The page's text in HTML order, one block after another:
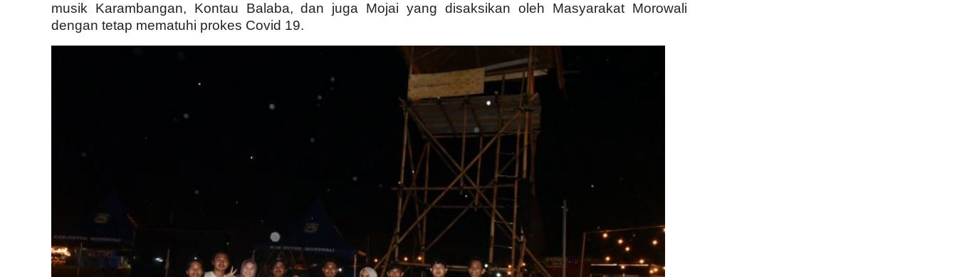
musik Karambangan, Kontau Balaba, dan juga Mojai yang disaksikan oleh Masyarakat Morowali
dengan tetap mematuhi prokes Covid 19.